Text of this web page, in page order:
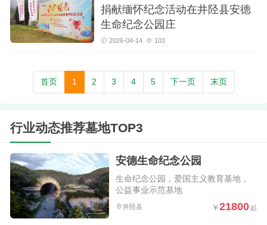
捐献缅怀纪念活动在井陉县安德
生命纪念公园庄
2026-04-14 103
首页 1 2 3 4 5 下一页 末页
行业动态推荐墓地TOP3
安德生命纪念公园
生命纪念公园，爱国主义教育基地，
公益事业示范基地
井陉县 21800